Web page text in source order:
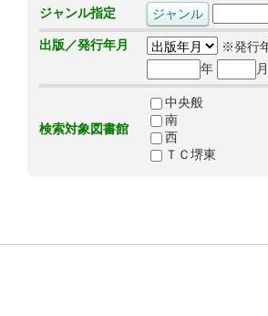
ジャンル指定
出版／発行年月
※発行
年
検索対象図書館
中央般
南
西
ＴＣ堺東